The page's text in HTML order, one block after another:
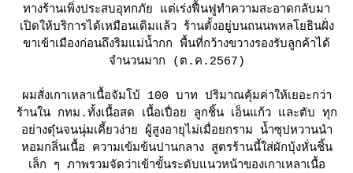
ทางร้านเพิ่งประสบอุทกภัย แต่เร่งฟื้นฟูทำความสะอาดกลับมา
เปิดให้บริการได้เหมือนเดิมแล้ว ร้านตั้งอยู่บนถนนพหลโยธินฝั่ง
ขาเข้าเมืองก่อนถึงริมแม่น้ำกก พื้นที่กว้างขวางรองรับลูกค้าได้
จำนวนมาก (ต.ค.2567)
ผมสั่งเกาเหลาเนื้อจัมโบ้ 100 บาท ปริมาณคุ้มค่าให้เยอะกว่า
ร้านใน กทม.ทั้งเนื้อสด เนื้อเปื่อย ลูกชิ้น เอ็นแก้ว และตับ ทุก
อย่างตุ๋นจนนุ่มเคี้ยวง่าย ผู้สูงอายุไม่เมื่อยกราม น้ำซุปหวานนำ
หอมกลิ่นเนื้อ ความเข้มข้นปานกลาง สูตรร้านนี้ใส่ผักบุ้งหั่นชิ้น
เล็ก ๆ ภาพรวมจัดว่าเข้าขั้นระดับแนวหน้าของเกาเหลาเนื้อ